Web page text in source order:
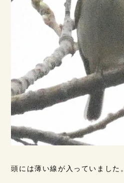
頭には薄い線が入っていました。